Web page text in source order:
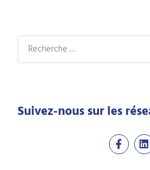
Suivez-nous sur les